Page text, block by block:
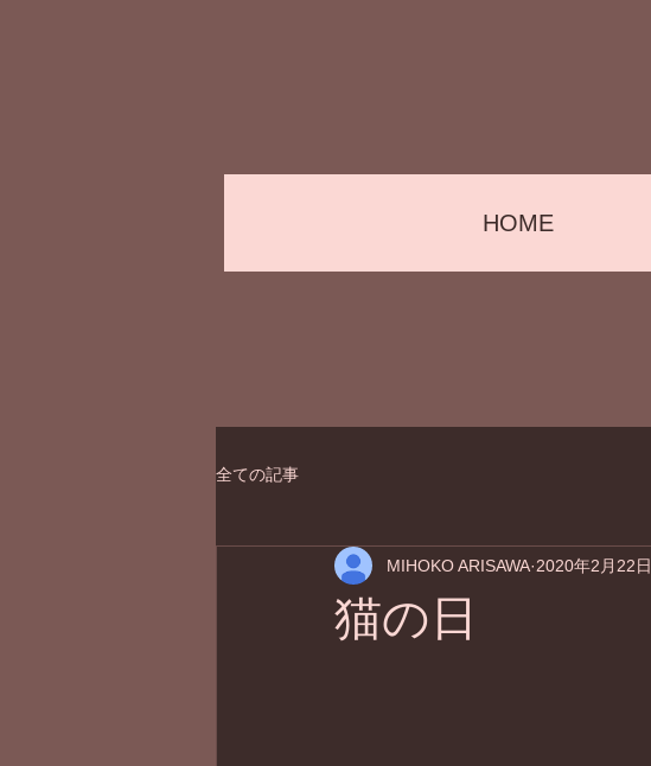
HOME
全ての記事
猫の日
MIHOKO ARISAWA 2020年2月22日